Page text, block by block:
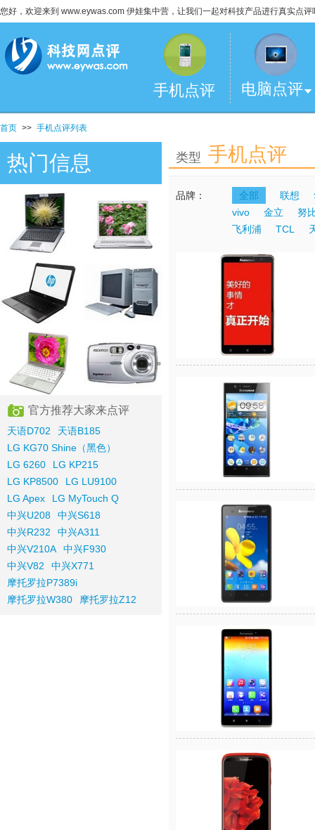
您好，欢迎来到 www.eywas.com 伊娃集中营，让我们一起对科技产品进行真实点评
手机点评 电脑点评
首页 >> 手机点评列表
热门信息
官方推荐大家来点评
天语D702
天语B185
LG KG70 Shine（黑色）
LG 6260
LG KP215
LG KP8500
LG LU9100
LG Apex
LG MyTouch Q
中兴U208
中兴S618
中兴R232
中兴A311
中兴V210A
中兴F930
中兴V82
中兴X771
摩托罗拉P7389i
摩托罗拉W380
摩托罗拉Z12
类型 手机点评
品牌： 全部 联想
vivo
金立
努
飞利浦
TCL